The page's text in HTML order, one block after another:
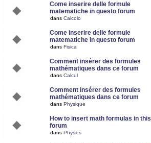
Come inserire delle formule
matematiche in questo forum
dans Calcolo
Come inserire delle formule
matematiche in questo forum
dans Fisica
Comment insérer des formules
mathématiques dans ce forum
dans Calcul
Comment insérer des formules
mathématiques dans ce forum
dans Physique
How to insert math formulas in this
forum
dans Physics